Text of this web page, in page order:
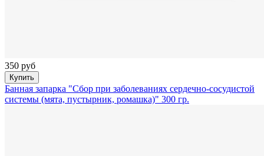
350 руб
Купить
Банная запарка "Сбор при заболеваниях сердечно-сосудистой
системы (мята, пустырник, ромашка)" 300 гр.